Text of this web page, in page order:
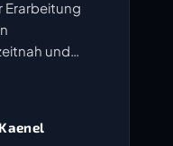
Erarbeitung
und
offenen